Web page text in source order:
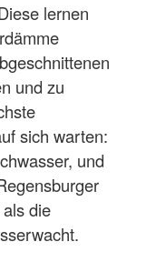
lernen
und zu
sich warten:
und
die